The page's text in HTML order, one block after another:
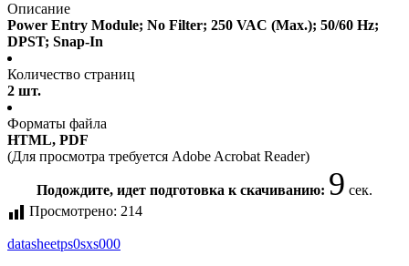
Описание
Power Entry Module; No Filter; 250 VAC (Max.); 50/60 Hz;
DPST; Snap-In
Количество страниц
2 шт.
Форматы файла
HTML, PDF
(Для просмотра требуется Adobe Acrobat Reader)
Подождите, идет подготовка к скачиванию: 9 сек.
Просмотрено: 214
datasheetps0sxs000